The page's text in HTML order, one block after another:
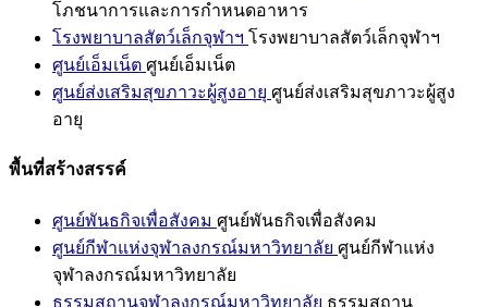
โภชนาการและการกำหนดอาหาร
โรงพยาบาลสัตว์เล็กจุฬาฯ โรงพยาบาลสัตว์เล็กจุฬาฯ
ศูนย์เอ็มเน็ต ศูนย์เอ็มเน็ต
ศูนย์ส่งเสริมสุขภาวะผู้สูงอายุ ศูนย์ส่งเสริมสุขภาวะผู้สูง
อายุ
พื้นที่สร้างสรรค์
ศูนย์พันธกิจเพื่อสังคม ศูนย์พันธกิจเพื่อสังคม
ศูนย์กีฬาแห่งจุฬาลงกรณ์มหาวิทยาลัย ศูนย์กีฬาแห่ง
จุฬาลงกรณ์มหาวิทยาลัย
ธรรมสถานจุฬาลงกรณ์มหาวิทยาลัย ธรรมสถาน